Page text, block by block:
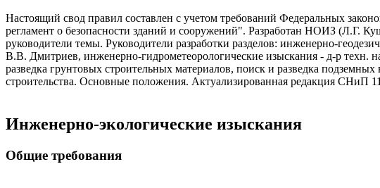
Настоящий свод правил составлен с учетом требований Федеральных
регламент о безопасности зданий и сооружений". Разработан НОИЗ (Л.Г.
руководители темы. Руководители разработки разделов: инженерно-
В.В. Дмитриев, инженерно-гидрометеорологические изыскания - д-р техн.
разведка грунтовых строительных материалов, поиск и разведка
строительства. Основные положения. Актуализированная редакция СНиП
Инженерно-экологические изыскания
Общие требования